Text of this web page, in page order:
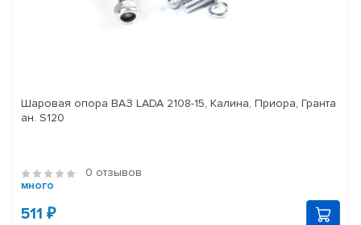
Шаровая опора ВАЗ LADA 2108-15, Калина, Приора, Гранта
ан. S120
0 отзывов
много
511 ₽